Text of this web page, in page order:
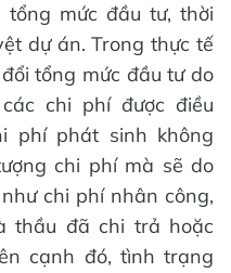
tổng mức đầu tư, thời
dự án. Trong thực tế
tổng mức đầu tư do
chi phí được điều
phí phát sinh không
chi phí mà sẽ do
chi phí nhân công,
thầu đã chi trả hoặc
cạnh đó, tình trạng